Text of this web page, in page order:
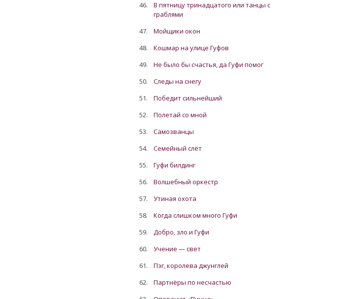
46.
В пятницу тринадцатого или танцы с
граблями
47.
Мойщики окон
48.
Кошмар на улице Гуфов
49.
Не было бы счастья, да Гуфи помог
50.
Следы на снегу
51.
Победит сильнейший
52.
Полетай со мной
53.
Самозванцы
54.
Семейный слёт
55.
Гуфи билдинг
56.
Волшебный оркестр
57.
Утиная охота
58.
Когда слишком много Гуфи
59.
Добро, зло и Гуфи
60.
Учение — свет
61.
Пэг, королева джунглей
62.
Партнёры по несчастью